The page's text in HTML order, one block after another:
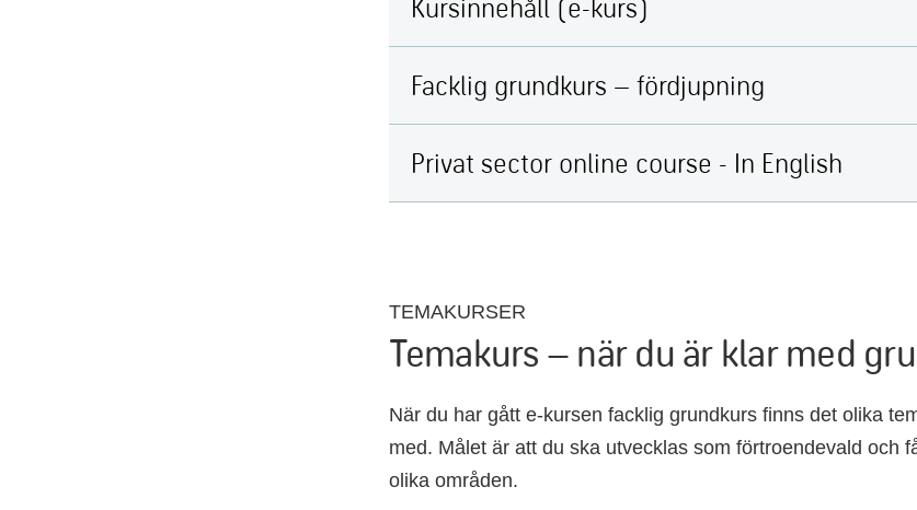
Kursinnehåll (e-kurs)
Facklig grundkurs – fördjupning
Privat sector online course - In English
TEMAKURSER
Temakurs – när du är klar med
När du har gått e-kursen facklig grundkurs finns det olika
med. Målet är att du ska utvecklas som förtroendevald och
olika områden.